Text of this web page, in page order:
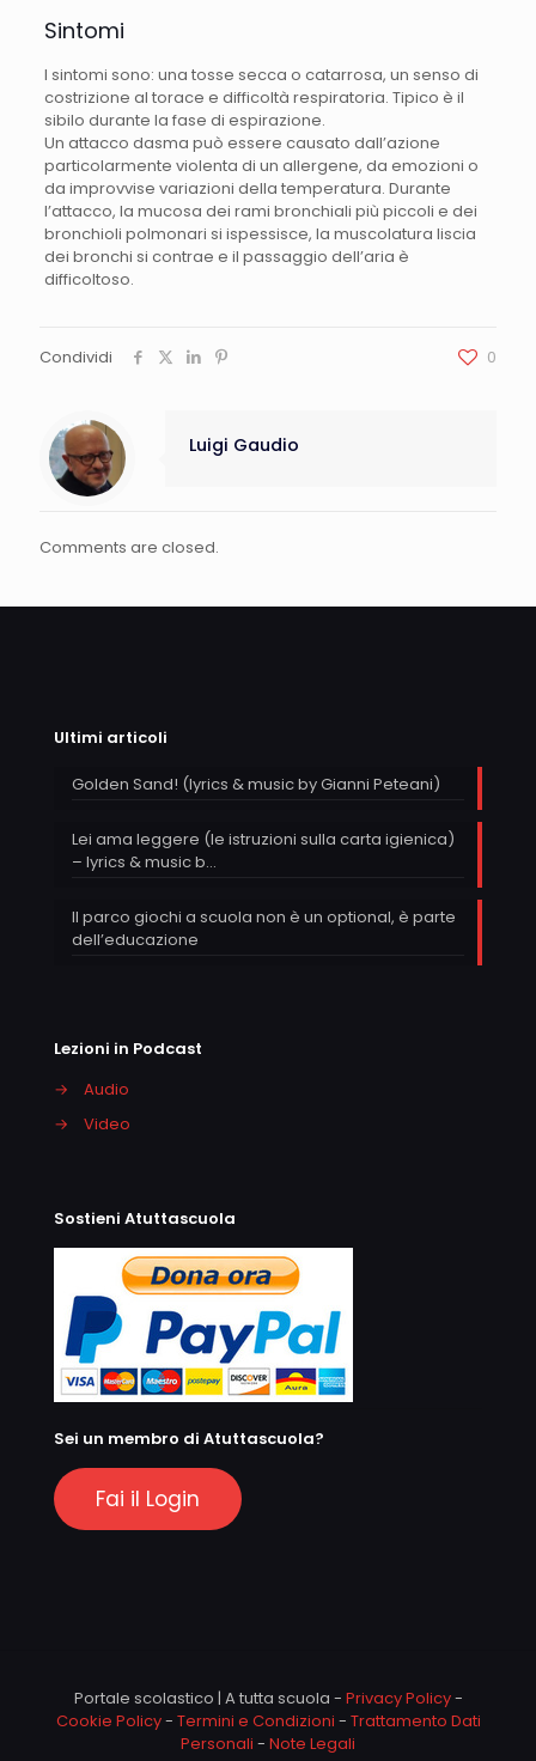
Sintomi
I sintomi sono: una tosse secca o catarrosa, un senso di
costrizione al torace e difficoltà respiratoria. Tipico è il
sibilo durante la fase di espirazione.
Un attacco dasma può essere causato dall’azione
particolarmente violenta di un allergene, da emozioni o
da improvvise variazioni della temperatura. Durante
l’attacco, la mucosa dei rami bronchiali più piccoli e dei
bronchioli polmonari si ispessisce, la muscolatura liscia
dei bronchi si contrae e il passaggio dell’aria è
difficoltoso.
Condividi 0
Luigi Gaudio
Comments are closed.
Ultimi articoli
Golden Sand! (lyrics & music by Gianni Peteani)
Lei ama leggere (le istruzioni sulla carta igienica)
– lyrics & music b…
Il parco giochi a scuola non è un optional, è parte
dell’educazione
Lezioni in Podcast
→
Audio
→
Video
Sostieni Atuttascuola
Sei un membro di Atuttascuola?
Fai il Login
Portale scolastico | A tutta scuola - Privacy Policy-
Cookie Policy- Termini e Condizioni - Trattamento Dati
Personali - Note Legali